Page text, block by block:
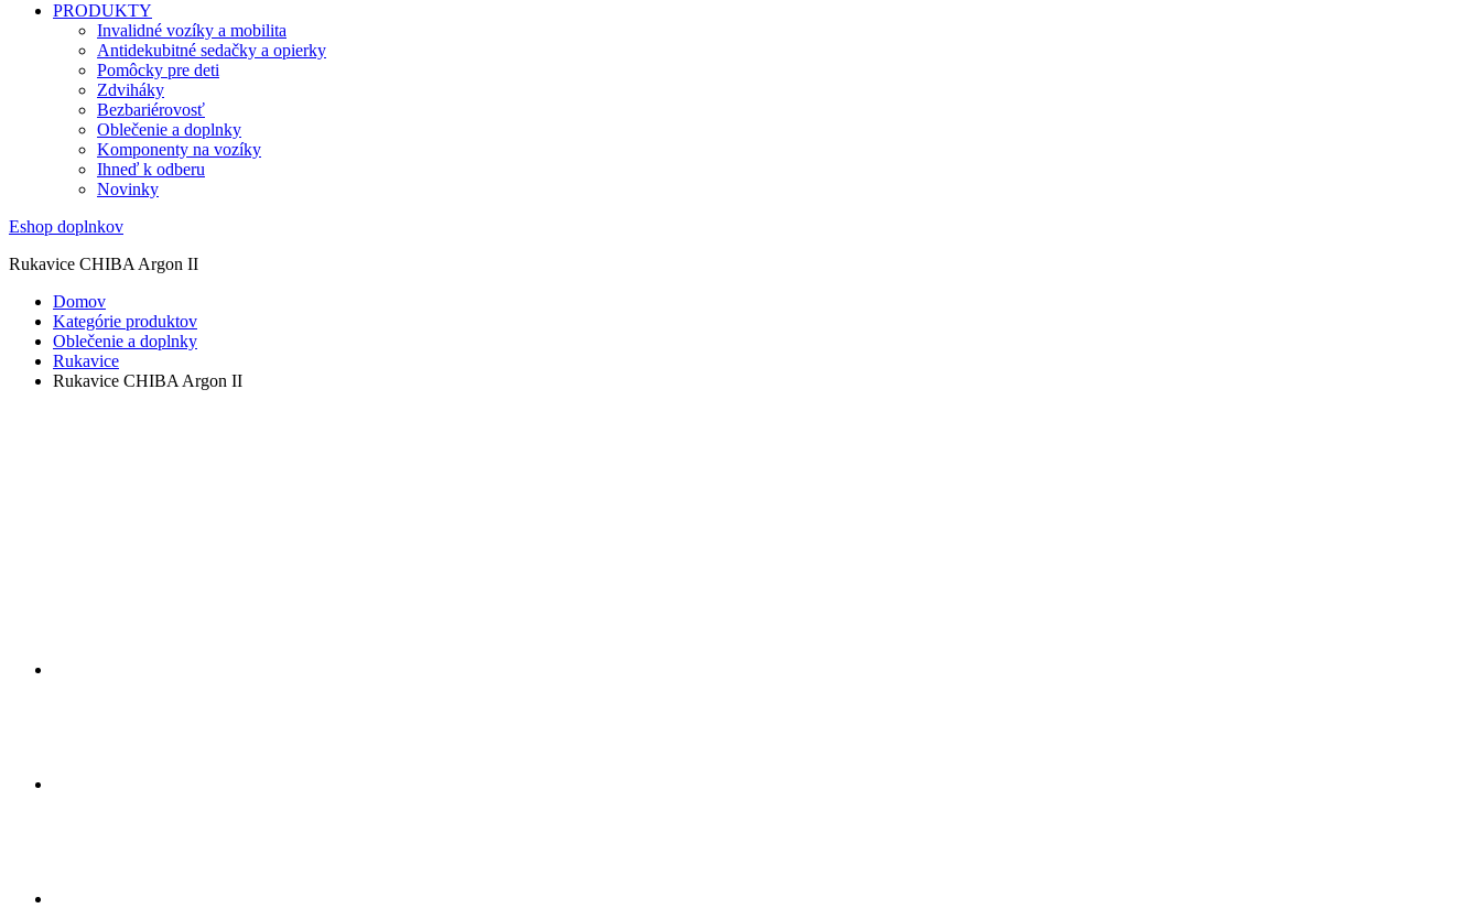
PRODUKTY
Invalidné vozíky a mobilita
Antidekubitné sedačky a opierky
Pomôcky pre deti
Zdviháky
Bezbariérovosť
Oblečenie a doplnky
Komponenty na vozíky
Ihneď k odberu
Novinky
Eshop doplnkov
Rukavice CHIBA Argon II
Domov
Kategórie produktov
Oblečenie a doplnky
Rukavice
Rukavice CHIBA Argon II